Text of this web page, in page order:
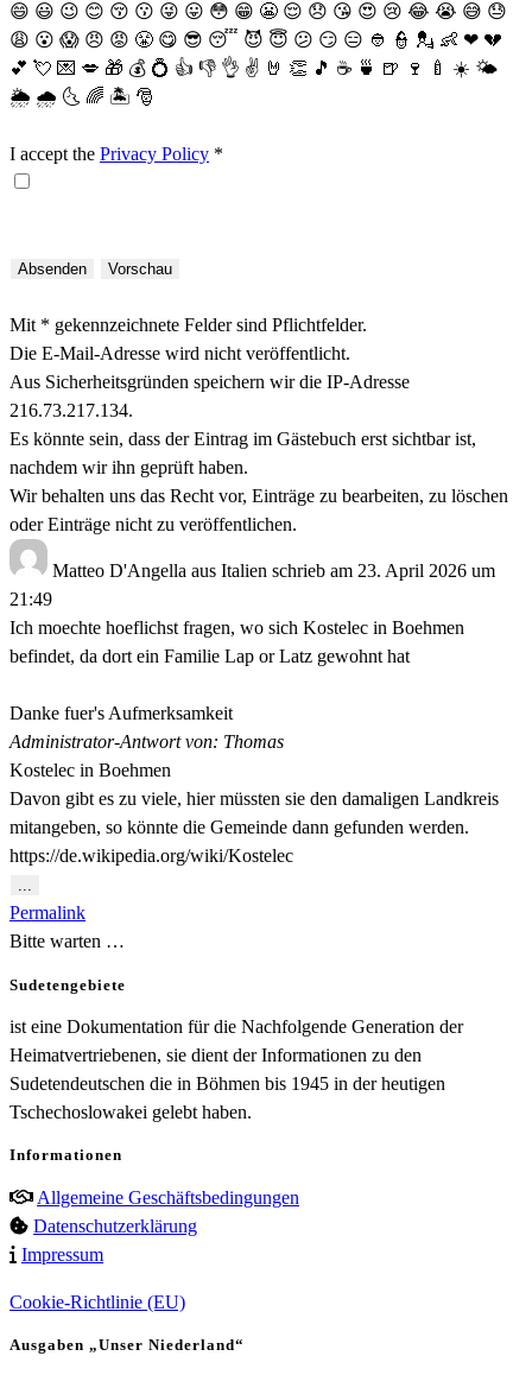
😄 😃 😉 😊 😚 😗 😜 😛 😳 😁 😬 😌 😞 😘 😍 😢 😂 😭 😅 😓
😩 😮 😱 😠 😡 😤 😋 😎 😴 😈 😇 😕 😏 😑 👲 👮 💂 👶 ❤ 💔
💕 💘 💌 💋 🎁 💰 💍 👍 👎 👌 ✌️ 🤘 👏 🎵 ☕️ 🍵 🍺 🍷 🍼 ☀️ 🌤
🌦 🌧 🌜 🌈 🏝 🎅
I accept the Privacy Policy *
Mit * gekennzeichnete Felder sind Pflichtfelder.
Die E-Mail-Adresse wird nicht veröffentlicht.
Aus Sicherheitsgründen speichern wir die IP-Adresse
216.73.217.134.
Es könnte sein, dass der Eintrag im Gästebuch erst sichtbar ist,
nachdem wir ihn geprüft haben.
Wir behalten uns das Recht vor, Einträge zu bearbeiten, zu löschen
oder Einträge nicht zu veröffentlichen.
Matteo D'Angella aus Italien schrieb am 23. April 2026 um
21:49
Ich moechte hoeflichst fragen, wo sich Kostelec in Boehmen
befindet, da dort ein Familie Lap or Latz gewohnt hat
Danke fuer's Aufmerksamkeit
Administrator-Antwort von: Thomas
Kostelec in Boehmen
Davon gibt es zu viele, hier müssten sie den damaligen Landkreis
mitangeben, so könnte die Gemeinde dann gefunden werden.
https://de.wikipedia.org/wiki/Kostelec
...
Metabox
ein-/ausblenden.
Permalink
Bitte warten …
Sudetengebiete
ist eine Dokumentation für die Nachfolgende Generation der
Heimatvertriebenen, sie dient der Informationen zu den
Sudetendeutschen die in Böhmen bis 1945 in der heutigen
Tschechoslowakei gelebt haben.
Informationen
Allgemeine Geschäftsbedingungen
Datenschutzerklärung
Impressum
Cookie-Richtlinie (EU)
Ausgaben „Unser Niederland“